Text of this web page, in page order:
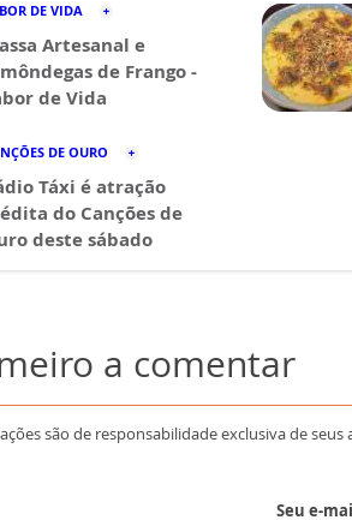
DE VIDA
Artesanal e
de Frango -
de Vida
DE OURO
Táxi é atração
do Canções de
deste sábado
a comentar
são de responsabilidade exclusiva de
Seu e-